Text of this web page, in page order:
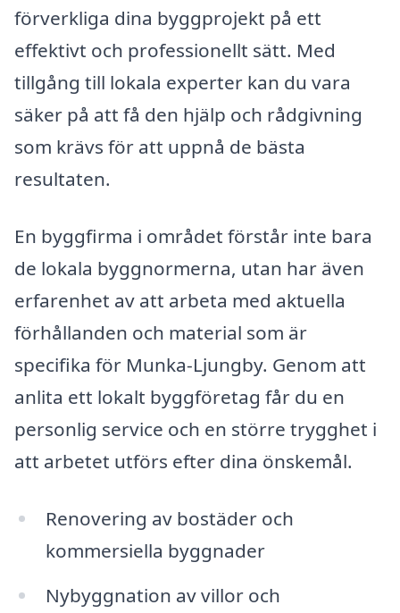
förverkliga dina byggprojekt på ett
effektivt och professionellt sätt. Med
tillgång till lokala experter kan du vara
säker på att få den hjälp och rådgivning
som krävs för att uppnå de bästa
resultaten.
En byggfirma i området förstår inte bara
de lokala byggnormerna, utan har även
erfarenhet av att arbeta med aktuella
förhållanden och material som är
specifika för Munka-Ljungby. Genom att
anlita ett lokalt byggföretag får du en
personlig service och en större trygghet i
att arbetet utförs efter dina önskemål.
Renovering av bostäder och
kommersiella byggnader
Nybyggnation av villor och